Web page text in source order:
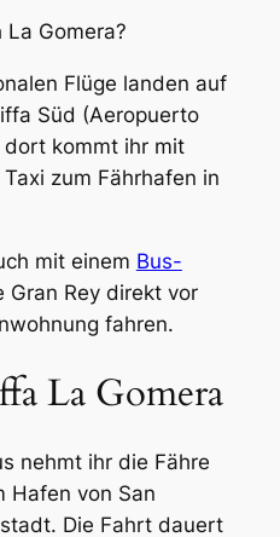
Gomera?
Flüge landen auf
Süd (Aeropuerto
dort kommt ihr mit
zum Fährhafen in
mit einem Bus-
Gran Rey direkt vor
fahren.
La Gomera
nehmt ihr die Fähre
Hafen von San
Die Fahrt dauert